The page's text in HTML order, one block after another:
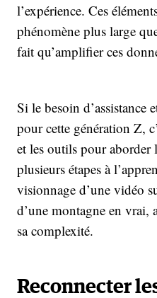
l’expérience. Ces
phénomène plus large
fait qu’amplifier ces
Si le besoin d’assistance
pour cette génération Z,
et les outils pour aborder
plusieurs étapes à
visionnage d’une vidéo
d’une montagne en vrai,
sa complexité.
Reconnecter